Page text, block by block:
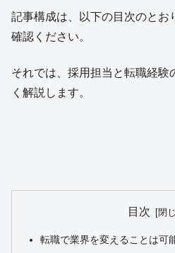
記事構成は、以下の目次のとお
確認ください。
それでは、採用担当と転職経験
く解説します。
目次
転職で業界を変えることは可